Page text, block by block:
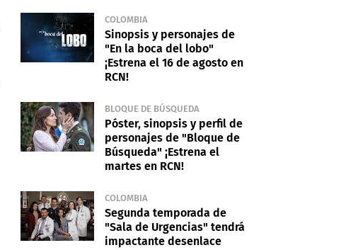
COLOMBIA
Sinopsis y personajes de
"En la boca del lobo"
¡Estrena el 16 de agosto en
RCN!
BLOQUE DE BÚSQUEDA
Póster, sinopsis y perfil de
personajes de "Bloque de
Búsqueda" ¡Estrena el
martes en RCN!
COLOMBIA
Segunda temporada de
"Sala de Urgencias" tendrá
impactante desenlace